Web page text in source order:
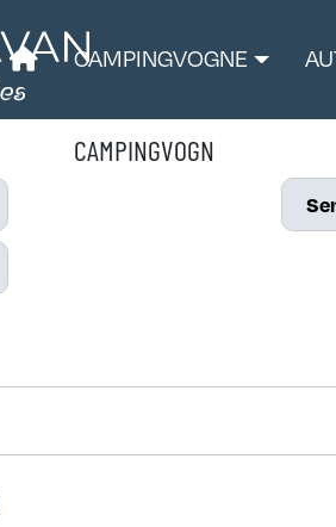
CAMPINGVOGNE
CAMPINGVOGN